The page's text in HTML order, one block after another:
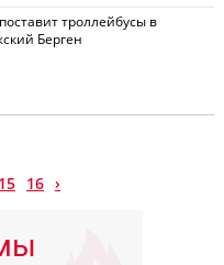
троллейбусы в
Берген
15 16 ›